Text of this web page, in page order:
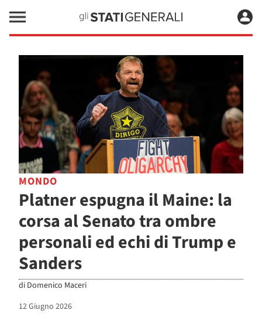
MONDO
Platner espugna il Maine: la
corsa al Senato tra ombre
personali ed echi di Trump e
Sanders
di Domenico Maceri
12 Giugno 2026